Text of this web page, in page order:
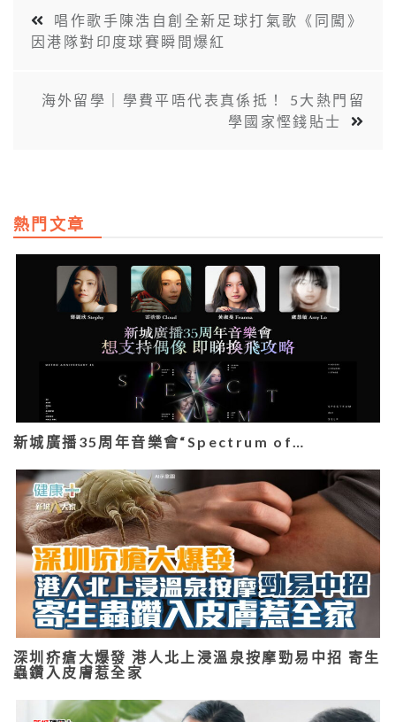
唱作歌手陳浩自創全新足球打氣歌《同闖》
因港隊對印度球賽瞬間爆紅
海外留學｜學費平唔代表真係抵！ 5大熱門留
學國家慳錢貼士
熱門文章
新城廣播35周年音樂會“Spectrum of…
深圳疥瘡大爆發 港人北上浸溫泉按摩勁易中招 寄生
蟲鑽入皮膚惹全家